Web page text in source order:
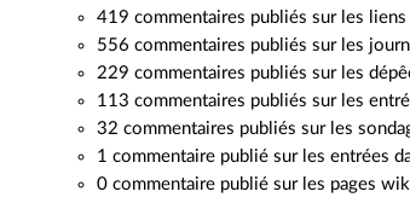
419 commentaires publiés sur les liens
556 commentaires publiés sur les
229 commentaires publiés sur les
113 commentaires publiés sur les
32 commentaires publiés sur les
1 commentaire publié sur les entrées
0 commentaire publié sur les pages